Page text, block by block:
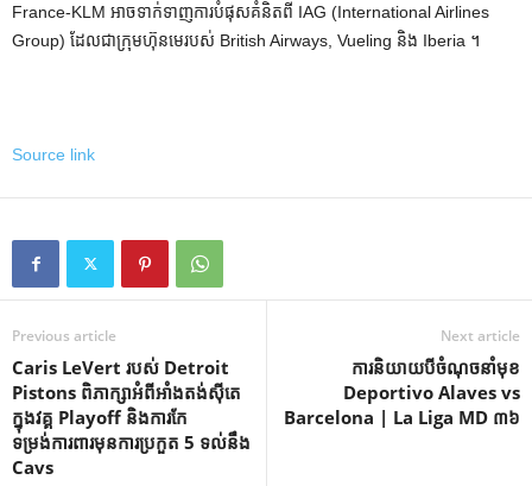
France-KLM អាចទាក់ទាញការបំផុសគំនិតពី IAG (International Airlines
Group) ដែលជាក្រុមហ៊ុនមេរបស់ British Airways, Vueling និង Iberia ។
Source link
Previous article
Caris LeVert របស់ Detroit
Pistons ពិភាក្សាអំពីអាំងតង់ស៊ីតេ
ក្នុងវគ្គ Playoff និងការកែ
ទម្រង់ការពារមុនការប្រកួត 5 ទល់នឹង
Cavs
Next article
ការនិយាយបីចំណុចនាំមុខ
Deportivo Alaves vs
Barcelona | La Liga MD ៣៦